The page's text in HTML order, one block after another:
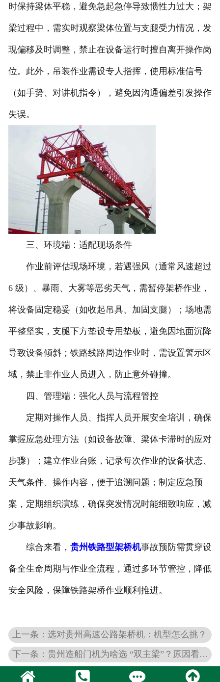
时保持梁体平稳，避免急起急停导致惯性力过大；架
梁过程中，需实时观察梁体位置与支腿受力情况，发
现偏移及时调整，禁止在设备运行时擅自离开操作岗
位。此外，吊装作业需设专人指挥，使用标准信号
（如手势、对讲机指令），避免因沟通偏差引发操作
失误。
三、环境端：适配现场条件
作业前评估现场环境，若遇强风（通常风速超过
6 级）、暴雨、大雾等恶劣天气，需暂停架桥作业，
将设备固定稳妥（如收起吊具、加固支腿）；场地需
平整坚实，支腿下方垫设专用垫板，避免因地面沉降
导致设备倾斜；铁路线路周边作业时，需设置警示区
域，禁止非作业人员进入，防止意外碰撞。
四、管理端：强化人员与流程管控
定期对操作人员、指挥人员开展安全培训，确保
掌握应急处理方法（如设备故障、梁体卡滞时的应对
步骤）；建立作业台账，记录每次作业的设备状态、
天气条件、操作内容，便于追溯问题；制定应急预
案，定期组织演练，确保突发情况时能细致响应，减
少事故影响。
综合来看， 贵州铁路型架桥机事故预防需贯穿设
备全生命周期与作业全流程，通过多环节管控，降低
安全风险，保障铁路架桥作业顺利推进。
上一条：选对贵州高速公路架桥机：机型怎么挑？
下一条：贵州造船门机为啥选 “双主梁”？原因看这几点